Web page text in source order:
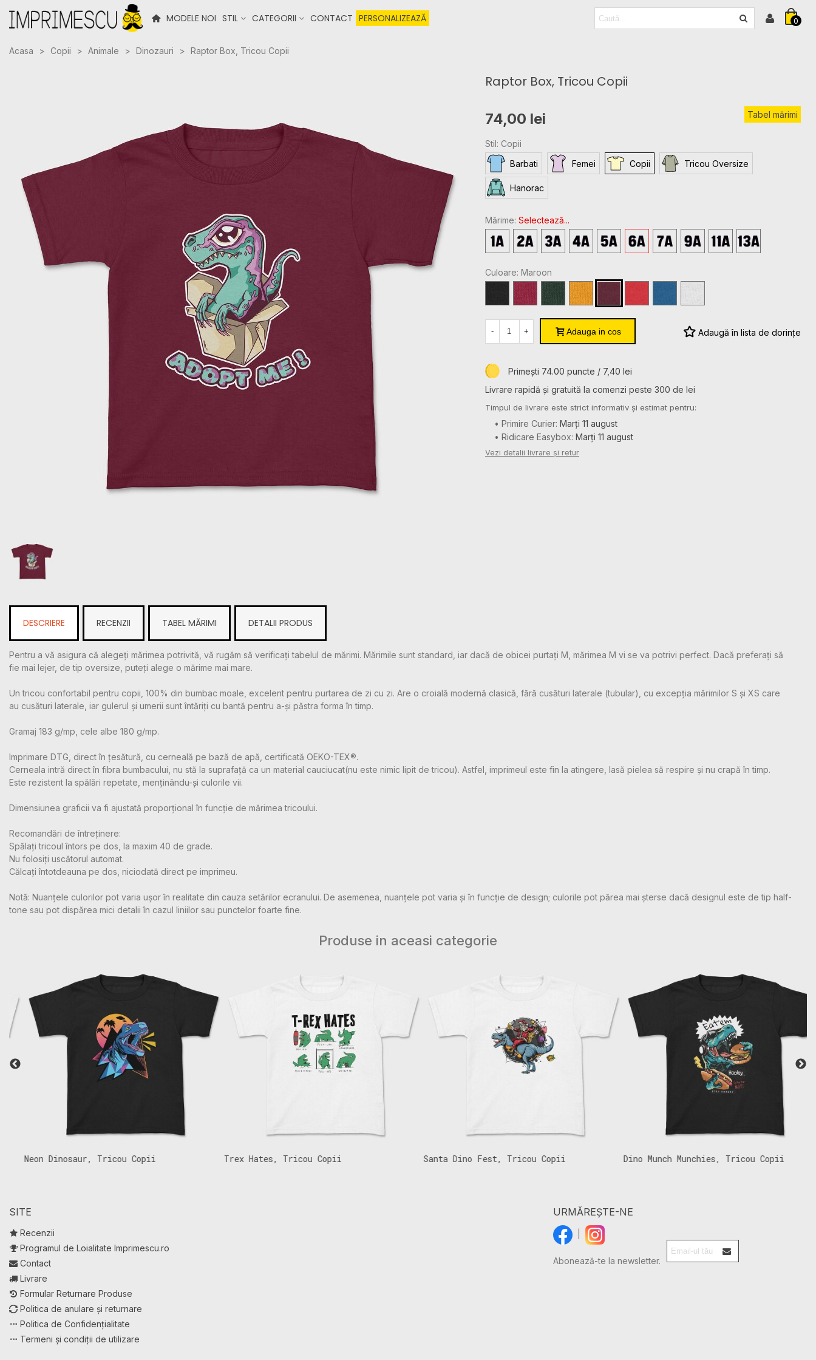
MODELE NOI STIL CATEGORII CONTACT PERSONALIZEAZĂ 0
Acasa > Copii > Animale > Dinozauri > Raptor Box, Tricou Copii
Raptor Box, Tricou Copii
74,00 lei Tabel mărimi
Stil: Copii
Barbati
Femei Copii Tricou Oversize
Hanorac
Mărime: Selectează...
2T
AN
3T
ANI
4T
ANI
5T
6T
XS
S
M
L
XL
-
Culoare: Maroon
Cardinal
Red
Forest
Green
Gold
- + Adauga in cos Adaugă în lista de dorințe
Primești 74.00 puncte / 7,40 lei
Livrare rapidă și gratuită la comenzi peste 300 de lei
Timpul de livrare este strict informativ și estimat pentru:
• Primire Curier: Marți 11 august
• Ridicare Easybox: Marți 11 august
Vezi detalii livrare și retur
DESCRIERE RECENZII TABEL MĂRIMI DETALII PRODUS
Pentru a vă asigura că alegeți mărimea potrivită, vă rugăm să verificați tabelul de mărimi. Mărimile sunt standard, iar dacă de obicei purtați M, mărimea M vi se va potrivi perfect. Dacă preferați să
fie mai lejer, de tip oversize, puteți alege o mărime mai mare.
Un tricou confortabil pentru copii, 100% din bumbac moale, excelent pentru purtarea de zi cu zi. Are o croială modernă clasică, fără cusături laterale (tubular), cu excepția mărimilor S și XS care
au cusături laterale, iar gulerul și umerii sunt întăriți cu bantă pentru a-și păstra forma în timp.
Gramaj 183 g/mp, cele albe 180 g/mp.
Imprimare DTG, direct în țesătură, cu cerneală pe bază de apă, certificată OEKO-TEX®.
Cerneala intră direct în fibra bumbacului, nu stă la suprafață ca un material cauciucat(nu este nimic lipit de tricou). Astfel, imprimeul este fin la atingere, lasă pielea să respire și nu crapă în timp.
Este rezistent la spălări repetate, menținându-și culorile vii.
Dimensiunea graficii va fi ajustată proporțional în funcție de mărimea tricoului.
Recomandări de întreținere:
Spălați tricoul întors pe dos, la maxim 40 de grade.
Nu folosiți uscătorul automat.
Călcați întotdeauna pe dos, niciodată direct pe imprimeu.
Notă: Nuanțele culorilor pot varia ușor în realitate din cauza setărilor ecranului. De asemenea, nuanțele pot varia și în funcție de design; culorile pot părea mai șterse dacă designul este de tip half-
tone sau pot dispărea mici detalii în cazul liniilor sau punctelor foarte fine.
Produse in aceasi categorie
Neon Dinosaur, Tricou Copii Trex Hates, Tricou Copii Santa Dino Fest, Tricou Copii Dino Munch Munchies, Tricou Copii
SITE
Recenzii
Programul de Loialitate Imprimescu.ro
Contact
Livrare
Formular Returnare Produse
Politica de anulare și returnare
Politica de Confidențialitate
Termeni și condiții de utilizare
URMĂREȘTE-NE
|
Abonează-te la newsletter.